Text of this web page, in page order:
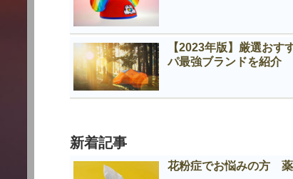
【2023年版】厳選おす
パ最強ブランドを紹介
新着記事
花粉症でお悩みの方